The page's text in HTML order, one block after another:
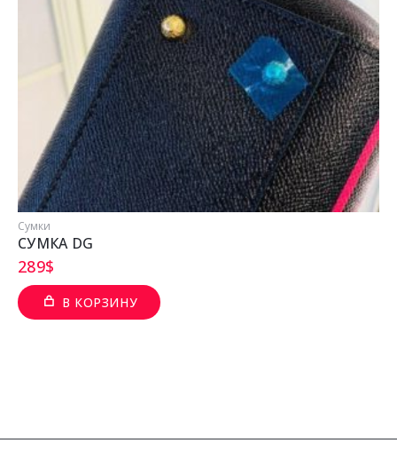
Сумки
СУМКА DG
289$
В КОРЗИНУ